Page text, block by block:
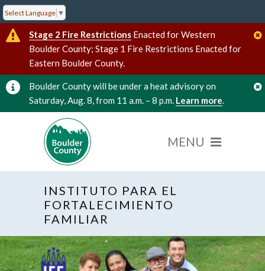
Select Language ▼
Stage 2 Fire Restrictions Enacted for Western
Boulder County; Stage 1 Fire Restrictions Enacted for
Eastern Boulder County.
Boulder County will be under a heat advisory on
Saturday, Aug. 8, from 11 a.m. – 8 p.m. Learn more.
INSTITUTO PARA EL
FORTALECIMIENTO
FAMILIAR